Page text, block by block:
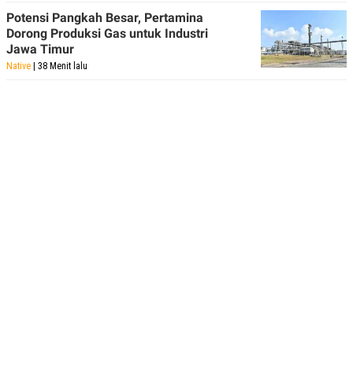
Potensi Pangkah Besar, Pertamina
Dorong Produksi Gas untuk Industri
Jawa Timur
Native | 38 Menit lalu